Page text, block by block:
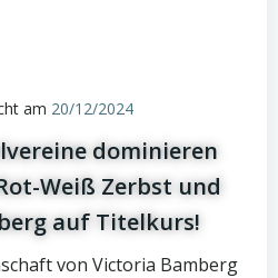
am 20/12/2024
dominieren
Weiß Zerbst und
auf Titelkurs!
von Victoria Bamberg